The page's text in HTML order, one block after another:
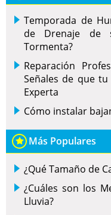
Temporada de
de Drenaje de
Tormenta?
Reparación
Señales de que
Experta
Cómo instalar
Más Populares
¿Qué Tamaño de
¿Cuáles son los
Lluvia?